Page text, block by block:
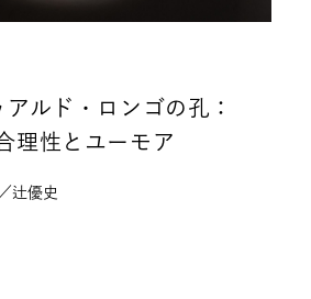
ルド・ロンゴの孔：
理性とユーモア
辻優史